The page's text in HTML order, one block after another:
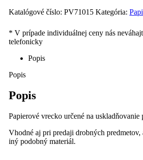
Katalógové číslo: PV71015 Kategória:
Popis
Popis
Popis
Papierové vrecko určené na uskladňovanie
Vhodné aj pri predaji drobných
iný podobný materiál.